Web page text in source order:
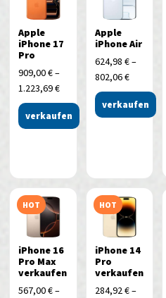
Apple
iPhone 17
Pro
909,00€–
1.223,69€
verkaufen
Apple
iPhone Air
624,98 €–
802,06€
verkaufen
HOT
iPhone 16
Pro Max
verkaufen
567,00€–
HOT
iPhone 14
Pro
verkaufen
284,92€–